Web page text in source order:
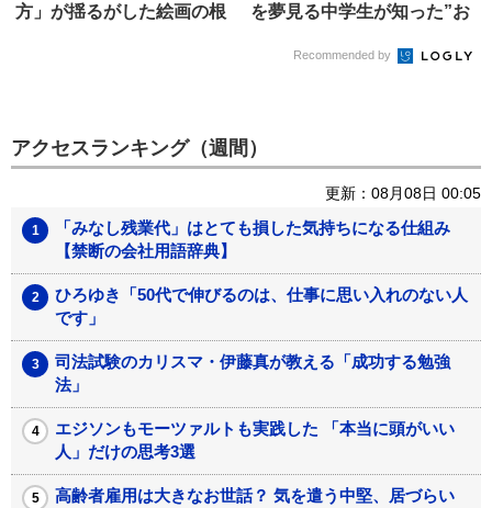
方」が揺るがした絵画の根
を夢見る中学生が知った”お
Recommended by
アクセスランキング（週間）
更新：08月08日 00:05
「みなし残業代」はとても損した気持ちになる仕組み
【禁断の会社用語辞典】
ひろゆき「50代で伸びるのは、仕事に思い入れのない人
です」
司法試験のカリスマ・伊藤真が教える「成功する勉強
法」
エジソンもモーツァルトも実践した 「本当に頭がいい
人」だけの思考3選
高齢者雇用は大きなお世話？ 気を遣う中堅、居づらい